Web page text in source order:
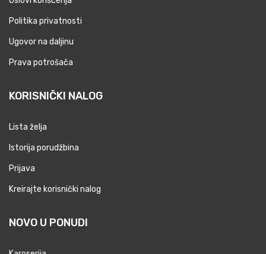
Politika privatnosti
Ugovor na daljinu
Prava potrošača
KORISNIČKI NALOG
Lista želja
Istorija porudžbina
Prijava
Kreirajte korisnički nalog
NOVO U PONUDI